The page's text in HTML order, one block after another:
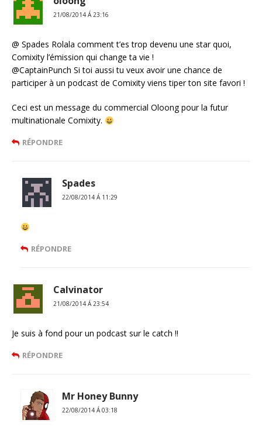
21/08/2014 Á 23:16
@ Spades Rolala comment t’es trop devenu une star quoi,
Comixity l’émission qui change ta vie !
@CaptainPunch Si toi aussi tu veux avoir une chance de
participer à un podcast de Comixity viens tiper ton site favori !
Ceci est un message du commercial Oloong pour la futur
multinationale Comixity.
RÉPONDRE
Spades
22/08/2014 Á 11:29
RÉPONDRE
Calvinator
21/08/2014 Á 23:54
Je suis à fond pour un podcast sur le catch !!
RÉPONDRE
Mr Honey Bunny
22/08/2014 Á 03:18